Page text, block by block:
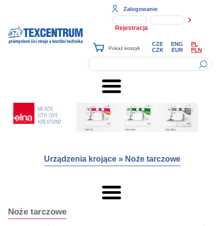
Zalogowanie
Rejestracja
CZE ENG
PL
CZK
EUR PLN
Urządzenia krojące» Noże tarczowe
Noże tarczowe